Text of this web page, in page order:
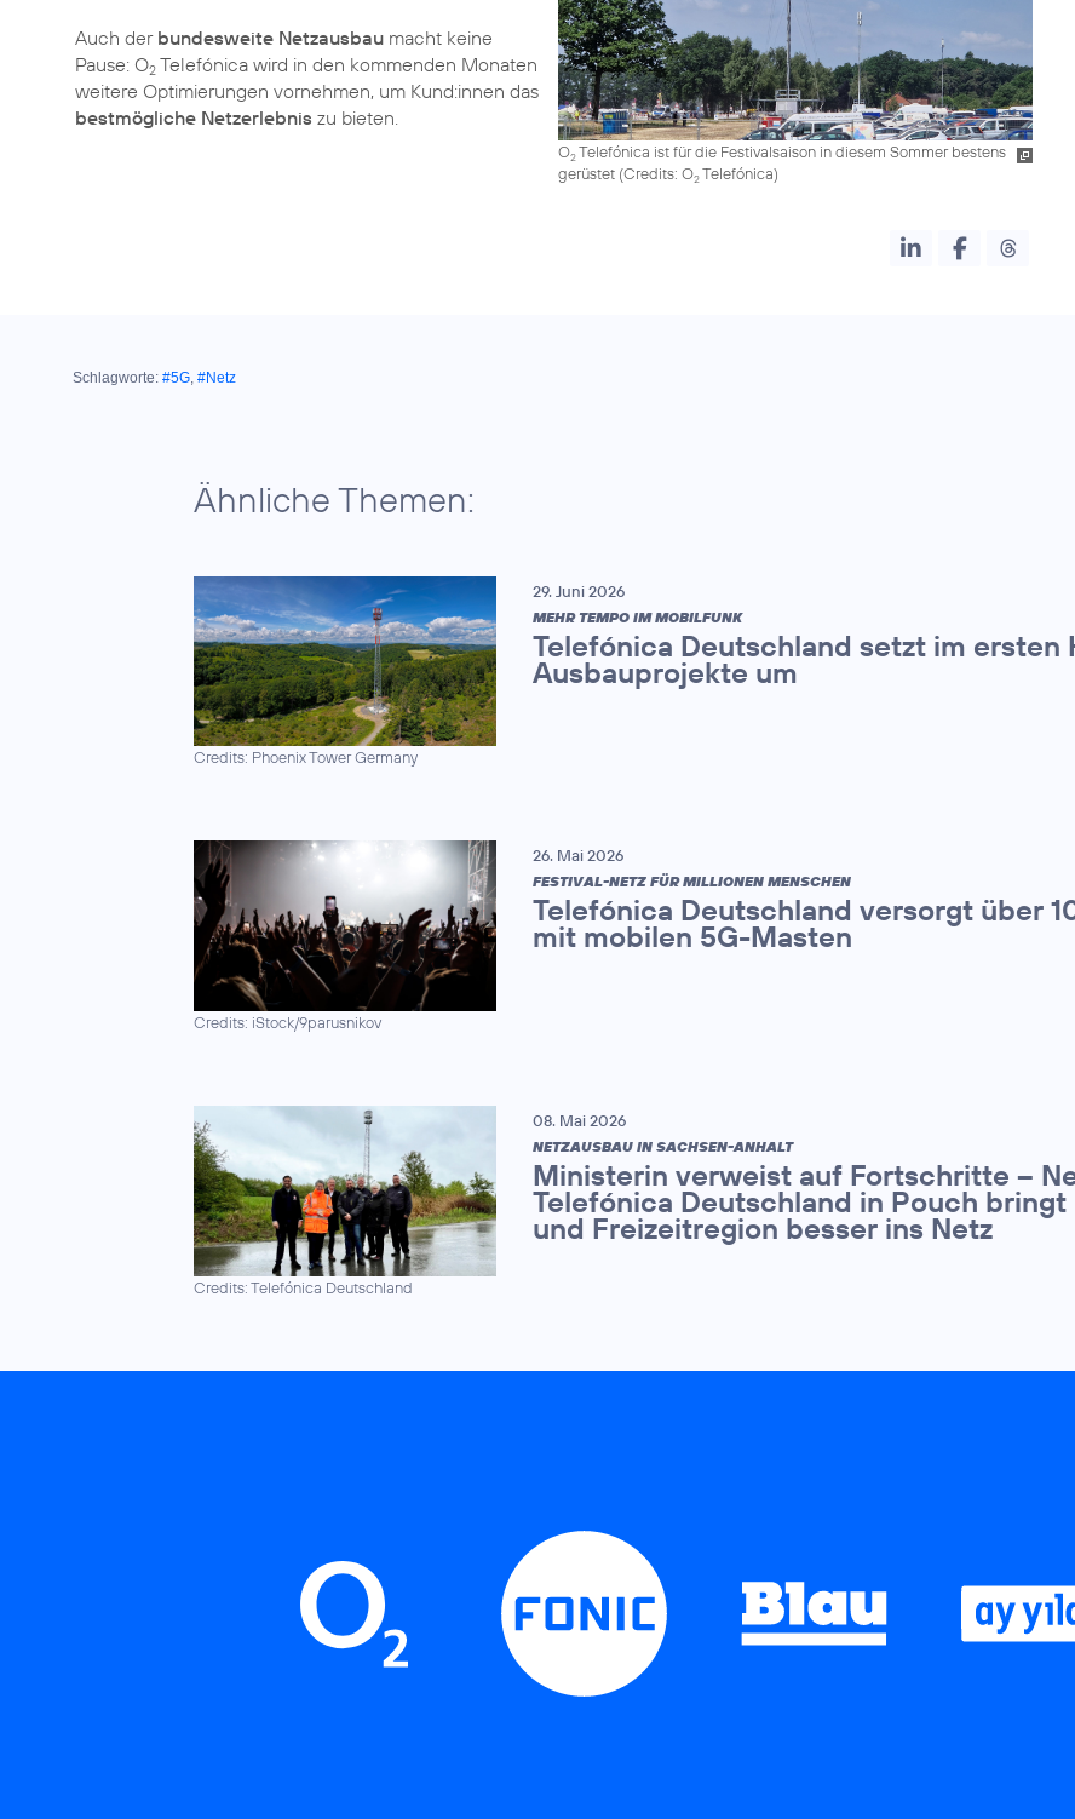
O2Telefónica ist für die Festivalsaison in diesem Sommer bestens
gerüstet (Credits: O2Telefónica)
Auch der bundesweite Netzausbau macht keine
Pause: O2 Telefónica wird in den kommenden Monaten
weitere Optimierungen vornehmen, um Kund:innen das
bestmögliche Netzerlebnis zu bieten.
Schlagworte: #5G, #Netz
Ähnliche Themen:
Credits: Phoenix Tower Germany
29. Juni 2026
MEHR TEMPO IM MOBILFUNK
Telefónica Deutschland setzt im ersten
Ausbauprojekte um
Credits: iStock/9parusnikov
26. Mai 2026
FESTIVAL-NETZ FÜR MILLIONEN MENSCHEN
Telefónica Deutschland versorgt über
mit mobilen 5G-Masten
Credits: Telefónica Deutschland
08. Mai 2026
NETZAUSBAU IN SACHSEN-ANHALT
Ministerin verweist auf Fortschritte –
Telefónica Deutschland in Pouch
und Freizeitregion besser ins Netz